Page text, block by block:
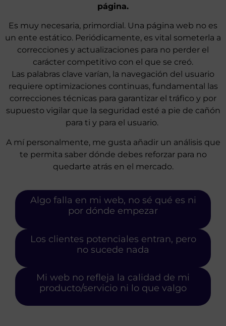
página.
Es muy necesaria, primordial. Una página web no es
un ente estático. Periódicamente, es vital someterla a
correcciones y actualizaciones para no perder el
carácter competitivo con el que se creó.
Las palabras clave varían, la navegación del usuario
requiere optimizaciones continuas, fundamental las
correcciones técnicas para garantizar el tráfico y por
supuesto vigilar que la seguridad esté a pie de cañón
para ti y para el usuario.
A mí personalmente, me gusta añadir un análisis que
te permita saber dónde debes reforzar para no
quedarte atrás en el mercado.
Algo falla en mi web, no sé qué es ni
por dónde empezar
Los clientes potenciales entran, pero
no sucede nada
Mi web no refleja la calidad de mi
producto/servicio ni lo que valgo